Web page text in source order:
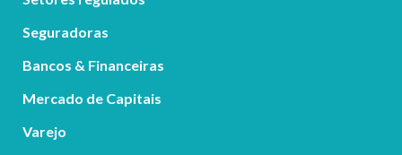
Seguradoras
Bancos & Financeiras
Mercado de Capitais
Varejo